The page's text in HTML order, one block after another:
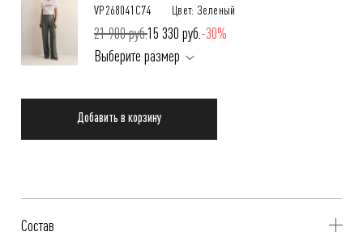
VP268041C74 Цвет: Зеленый
21 900 руб.15 330 руб. -30%
Выберите размер
Добавить в корзину
Состав